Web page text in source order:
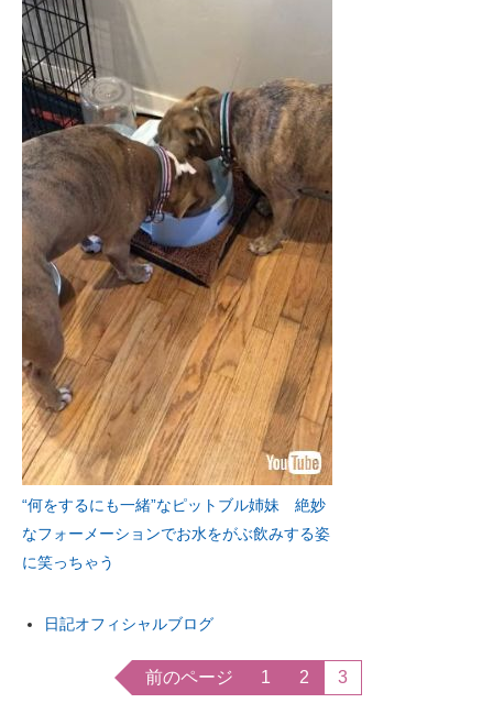
“何をするにも一緒”なピットブル姉妹 絶妙
なフォーメーションでお水をがぶ飲みする姿
に笑っちゃう
日記オフィシャルブログ
前のページ 1 2 3